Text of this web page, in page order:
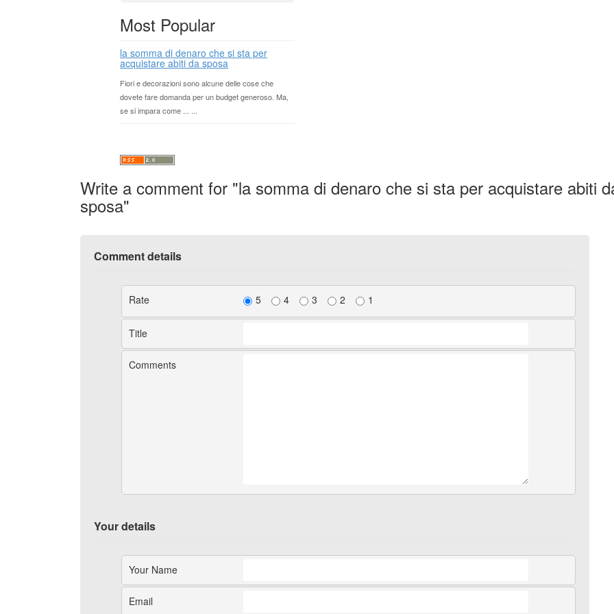
Most Popular
la somma di denaro che si sta per
acquistare abiti da sposa
Fiori e decorazioni sono alcune delle cose che
dovete fare domanda per un budget generoso. Ma,
se si impara come ... ...
Write a comment for "la somma di denaro che si sta per acquistare abiti
sposa"
Comment details
Rate 5 4 3 2 1
Title
Comments
Your details
Your Name
Email